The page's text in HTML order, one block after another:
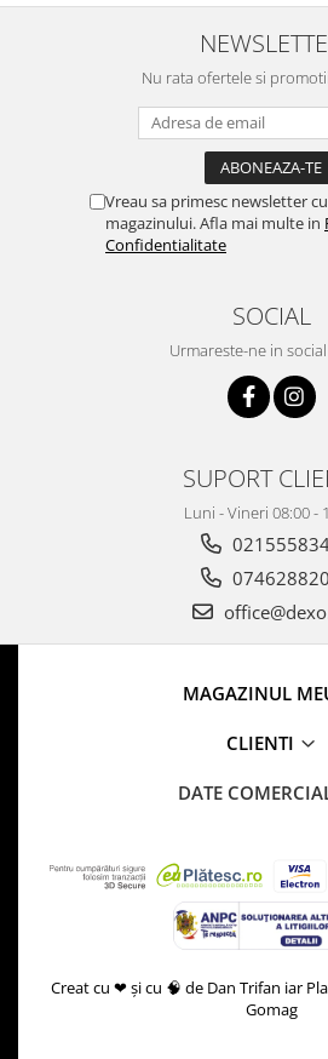
Nu rata ofertele si
Vreau sa primesc newsletter
magazinului. Afla mai multe in
Confidentialitate
SOCIAL
Urmareste-ne in
SUPORT
Luni - Vineri 08:00 -
MAGAZINUL
CLIENTI
DATE
Creat cu ❤ și cu 🧠 de Dan Trifan iar
Gomag